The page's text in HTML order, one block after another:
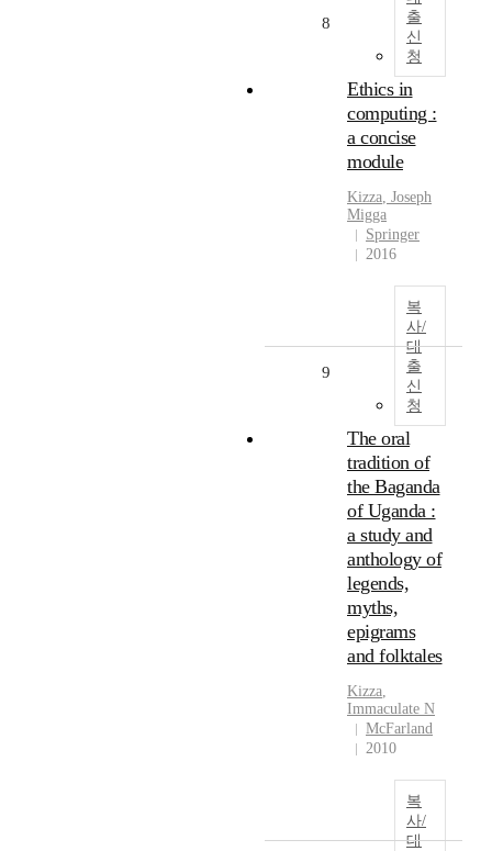
출
신
청
8
Ethics in
computing :
a concise
module
Kizza, Joseph
Migga
Springer
2016
복
사/
대
출
신
청
9
The oral
tradition of
the Baganda
of Uganda :
a study and
anthology of
legends,
myths,
epigrams
and folktales
Kizza,
Immaculate N
McFarland
2010
복
사/
대